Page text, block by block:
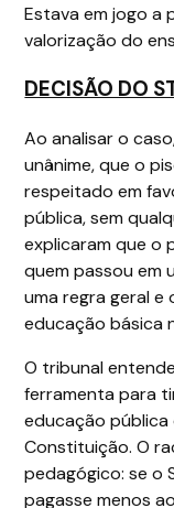
Estava em jogo a
valorização do
DECISÃO DO
Ao analisar o
unânime, que o
respeitado em
pública, sem
explicaram que o
quem passou em
uma regra geral
educação básica
O tribunal
ferramenta para
educação pública
Constituição. O
pedagógico: se o
pagasse menos